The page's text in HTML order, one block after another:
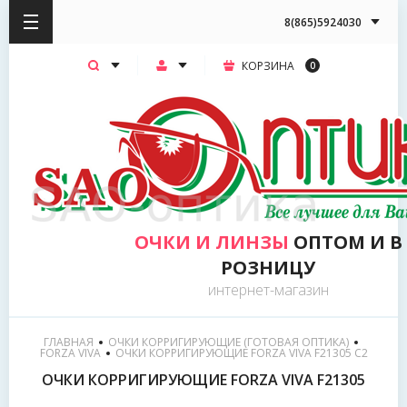
ОЧКИ И ЛИНЗЫ ОПТОМ И В
РОЗНИЦУ
интернет-магазин
КОРЗИНА 0
8(865)5924030
ГЛАВНАЯ ОЧКИ КОРРИГИРУЮЩИЕ (ГОТОВАЯ ОПТИКА)
FORZA VIVA
  ОЧКИ КОРРИГИРУЮЩИЕ FORZA VIVA F21305 С2
ОЧКИ КОРРИГИРУЮЩИЕ FORZA VIVA F21305